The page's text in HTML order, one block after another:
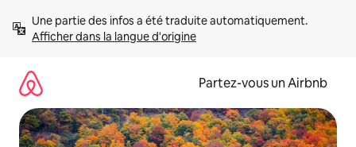
directement
Afficher dans la langue d'origine
Partez-vous un Airbnb